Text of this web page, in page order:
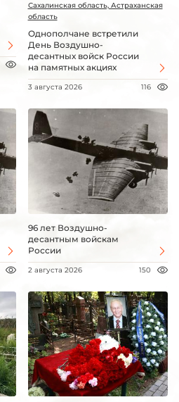
Сахалинская область, Астраханская
область
Однополчане встретили
День Воздушно-
десантных войск России
на памятных акциях
3 августа 2026 116
96 лет Воздушно-
десантным войскам
России
2 августа 2026 150